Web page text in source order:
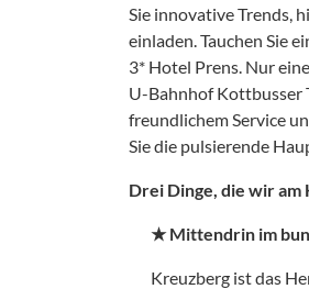
Sie innovative Trends,
einladen. Tauchen Sie
3* Hotel Prens. Nur
U-Bahnhof Kottbusser
freundlichem Service
Sie die pulsierende
Drei Dinge, die wir am
★ Mittendrin im
Kreuzberg ist das